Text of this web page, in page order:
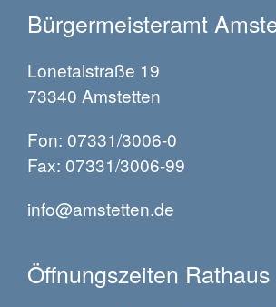
Bürgermeisteramt
Lonetalstraße 19
73340 Amstetten
Fon: 07331/3006-0
Fax: 07331/3006-99
info@amstetten.de
Öffnungszeiten Rathaus